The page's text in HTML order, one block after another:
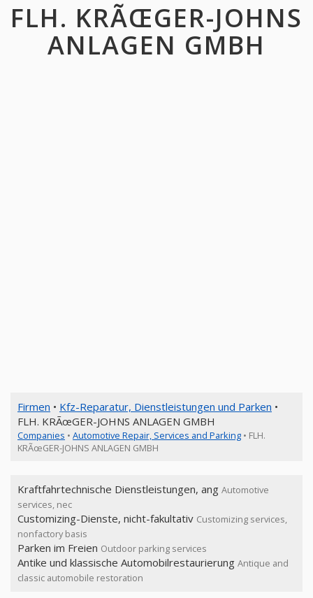
FLH. KRÃŒGER-JOHNS
ANLAGEN GMBH
Firmen • Kfz-Reparatur, Dienstleistungen und Parken •
FLH. KRÃœGER-JOHNS ANLAGEN GMBH
Companies • Automotive Repair, Services and Parking • FLH.
KRÃœGER-JOHNS ANLAGEN GMBH
Kraftfahrtechnische Dienstleistungen, ang Automotive
services, nec
Customizing-Dienste, nicht-fakultativ Customizing services,
nonfactory basis
Parken im Freien Outdoor parking services
Antike und klassische Automobilrestaurierung Antique and
classic automobile restoration